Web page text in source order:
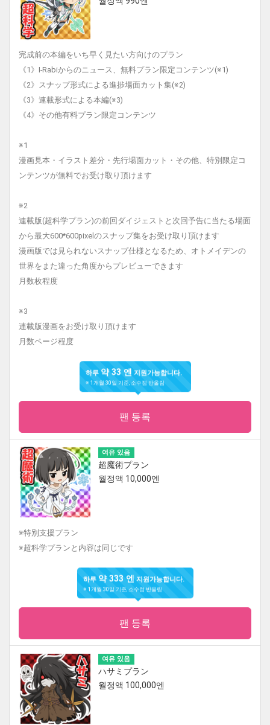
完成前の本編をいち早く見たい方向けのプラン
《1》I-Rabiからのニュース、無料プラン限定コンテンツ(※1)
《2》スナップ形式による進捗場面カット集(※2)
《3》連載形式による本編(※3)
《4》その他有料プラン限定コンテンツ
※1
漫画見本・イラスト差分・先行場面カット・その他、特別限定コ
ンテンツが無料でお受け取り頂けます
※2
連載版(超科学プラン)の前回ダイジェストと次回予告に当たる場面
から最大600*600pixelのスナップ集をお受け取り頂けます
漫画版では見られないスナップ仕様となるため、オトメイデンの
世界をまた違った角度からプレビューできます
月数枚程度
※3
連載版漫画をお受け取り頂けます
月数ページ程度
하루 약 33 엔지원가능합니다.
※ 1개월 30일 기준, 소수점 반올림
팬 등록
여유 있음
超魔術プラン
월정액 10,000엔
※特別支援プラン
※超科学プランと内容は同じです
하루 약 333 엔지원가능합니다.
※ 1개월 30일 기준, 소수점 반올림
팬 등록
여유 있음
ハサミプラン
월정액 100,000엔